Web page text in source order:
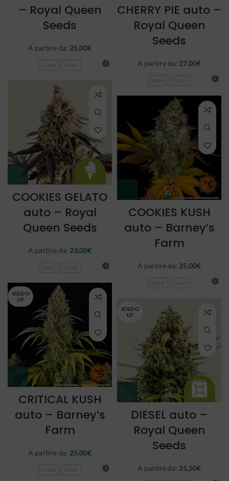
– Royal Queen
Seeds
A partire da: 25,00€
CHERRY PIE auto –
Royal Queen
Seeds
A partire da: 27,00€
3 semi
COOKIES GELATO
auto – Royal
Queen Seeds
A partire da: 23,00€
3 semi
COOKIES KUSH
auto – Barney’s
Farm
A partire da: 25,00€
3 semi
SOLD O
UT
CRITICAL KUSH
auto – Barney’s
Farm
A partire da: 25,00€
SOLD O
UT
DIESEL auto –
Royal Queen
Seeds
A partire da: 21,50€